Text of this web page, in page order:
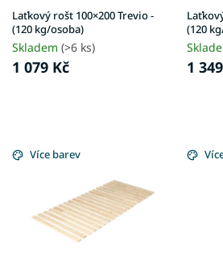
u
k
t
ů
Laťkový rošt 100×200 Trevio -
(120 kg/osoba)
Skladem (>6 ks)
1 079 Kč
(120
1
Více barev